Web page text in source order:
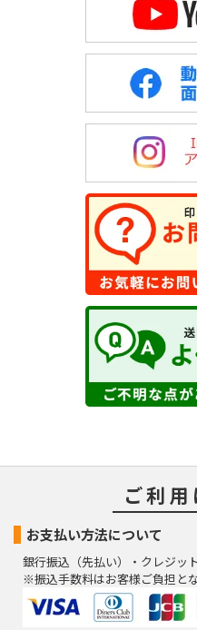
ご利用
お支払い方法について
銀行振込（先払い）・クレジッ
※振込手数料はお客様ご負担とな